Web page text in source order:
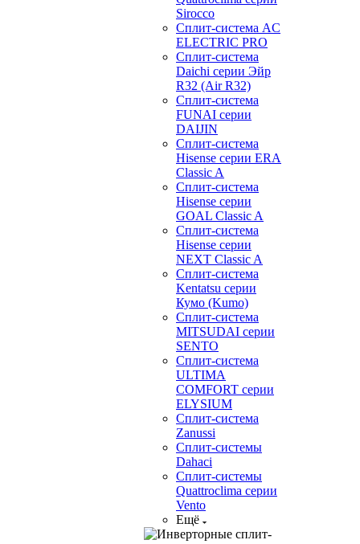
Sirocco
Сплит-система AC
ELECTRIC PRO
Сплит-система
Daichi серии Эйр
R32 (Air R32)
Сплит-система
FUNAI серии
DAIJIN
Сплит-система
Hisense серии ERA
Classic A
Сплит-система
Hisense серии
GOAL Classic A
Сплит-система
Hisense серии
NEXT Classic A
Сплит-система
Kentatsu серии
Кумо (Kumo)
Сплит-система
MITSUDAI серии
SENTO
Сплит-система
ULTIMA
COMFORT серии
ELYSIUM
Сплит-система
Zanussi
Сплит-системы
Dahaci
Сплит-системы
Quattroclima серии
Vento
Ещё